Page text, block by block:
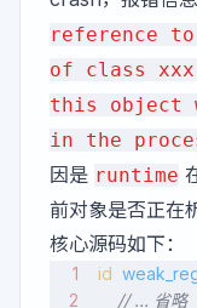
reference to
of class
this object
in the
因是 runtime
前对象是否正在
核心源码如下：
id
    // ... 省略